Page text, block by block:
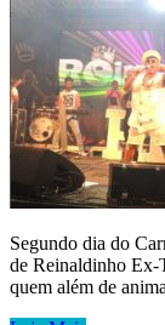
Segundo dia do
de Reinaldinho Ex-
quem além de